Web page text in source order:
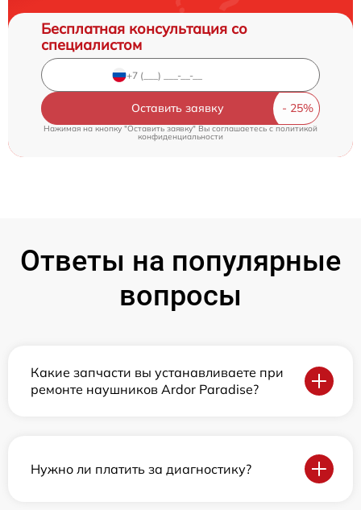
Бесплатная консультация со
специалистом
Оставить заявку
Нажимая на кнопку "Оставить заявку" Вы соглашаетесь cполитикой
конфиденциальности
Ответы на популярные
вопросы
Какие запчасти вы устанавливаете при
ремонте наушников Ardor Paradise?
Нужно ли платить за диагностику?